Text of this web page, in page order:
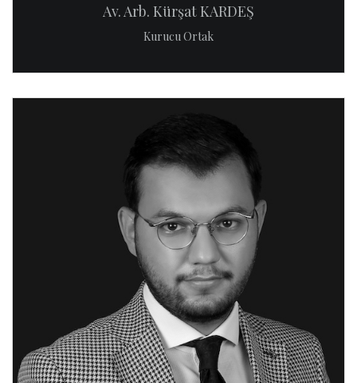
Av. Arb. Kürşat KARDEŞ
Kurucu Ortak